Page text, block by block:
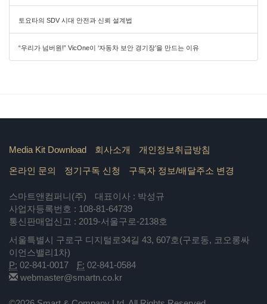
토요타의 SDV 시대 안전과 신뢰 설계법
“우리가 넘버원!” VicOne이 ‘자동차 보안 경기장’을 만드는 이유
Media Kit Download 회사소개 개인정보취급방침
온라인 문의 정기구독 신청 구독자 정보/배달주소 변경
스마트앤컴퍼니(주)
대표이사 : 박성규
사업자등록번호 : 108-81-64739
통신판매업신고 : 2019-서울구로-2138호
서울특별시 구로구 디지털로34길 43, 607호(구로동, 코오롱싸
이언스밸리1차)
P: 02-841-0017 F: 02-841-0584
webmaster@smartn.co.kr